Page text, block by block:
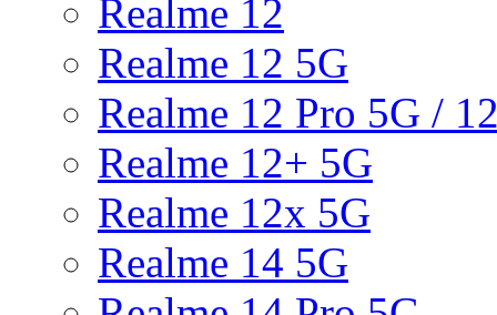
Realme 12
Realme 12 5G
Realme 12 Pro 5G /
Realme 12+ 5G
Realme 12x 5G
Realme 14 5G